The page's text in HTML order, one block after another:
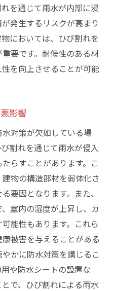
を通じて雨水が内部に浸
発生するリスクが高まり
においては、ひび割れを
要です。耐候性のある材
を向上させることが可能
影響
対策が欠如している場
割れを通じて雨水が侵入
らすことがあります。こ
物の構造部材を弱体化さ
要因となります。また、
室内の湿度が上昇し、カ
能性もあります。これら
被害を与えることがある
かに防水対策を講じるこ
や防水シートの設置な
で、ひび割れによる雨水